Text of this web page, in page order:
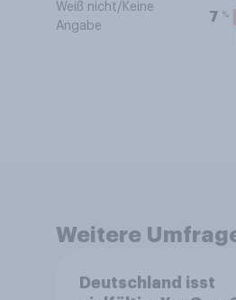
Weiß nicht/Keine
Angabe
7 %
Weitere
Deutschland isst